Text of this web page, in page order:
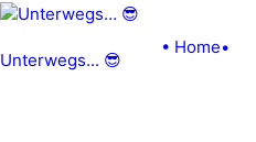
Unterwegs... 😎
• Home•